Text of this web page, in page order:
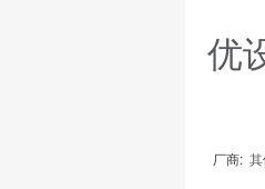
优
厂商: